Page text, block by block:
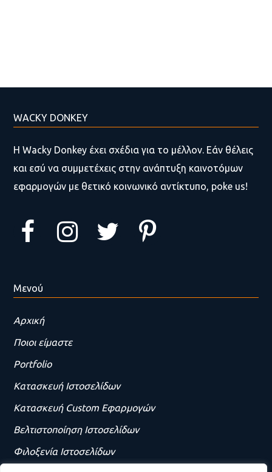
WACKY DONKEY
Η Wacky Donkey έχει σχέδια για το μέλλον. Εάν θέλεις
και εσύ να συμμετέχεις στην ανάπτυξη καινοτόμων
εφαρμογών με θετικό κοινωνικό αντίκτυπο, poke us!
Μενού
Αρχική
Ποιοι είμαστε
Portfolio
Κατασκευή Ιστοσελίδων
Κατασκευή Custom Εφαρμογών
Βελτιστοποίηση Ιστοσελίδων
Φιλοξενία Ιστοσελίδων